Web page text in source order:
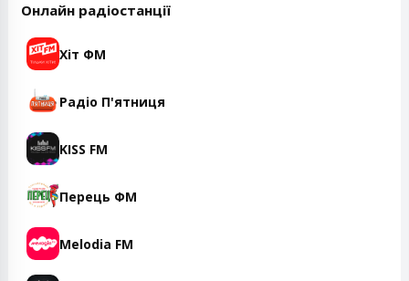
Онлайн радіостанції
Хіт ФМ
Радіо П'ятниця
KISS FM
Перець ФМ
Melodia FM